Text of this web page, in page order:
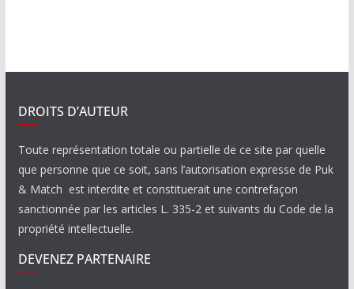
DROITS D’AUTEUR
Toute représentation totale ou partielle de ce site par quelle
que personne que ce soit, sans l’autorisation expresse de Puk
& Match est interdite et constituerait une contrefaçon
sanctionnée par les articles L. 335-2 et suivants du Code de la
propriété intellectuelle.
DEVENEZ PARTENAIRE